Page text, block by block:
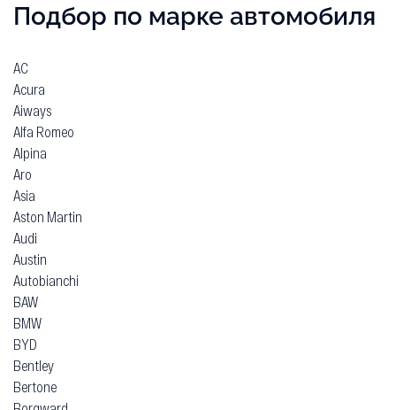
Подбор по марке автомобиля
AC
Acura
Aiways
Alfa Romeo
Alpina
Aro
Asia
Aston Martin
Audi
Austin
Autobianchi
BAW
BMW
BYD
Bentley
Bertone